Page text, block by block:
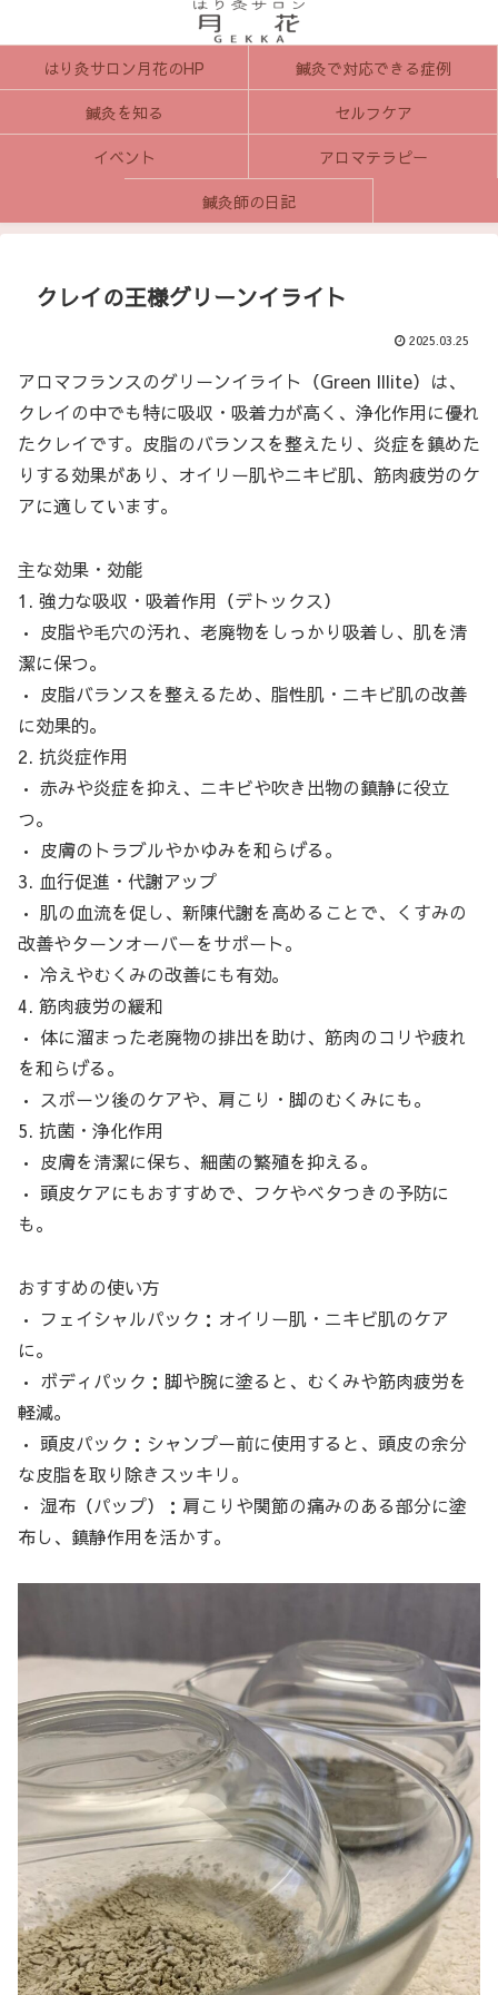
はり灸サロン月花のHP
鍼灸で対応できる症例
鍼灸を知る
セルフケア
イベント
アロマテラピー
鍼灸師の日記
クレイの王様グリーンイライト
2025.03.25
アロマフランスのグリーンイライト（Green Illite）は、
クレイの中でも特に吸収・吸着力が高く、浄化作用に優れ
たクレイです。皮脂のバランスを整えたり、炎症を鎮めた
りする効果があり、オイリー肌やニキビ肌、筋肉疲労のケ
アに適しています。
主な効果・効能
1. 強力な吸収・吸着作用（デトックス）
• 皮脂や毛穴の汚れ、老廃物をしっかり吸着し、肌を清
潔に保つ。
• 皮脂バランスを整えるため、脂性肌・ニキビ肌の改善
に効果的。
2. 抗炎症作用
• 赤みや炎症を抑え、ニキビや吹き出物の鎮静に役立
つ。
• 皮膚のトラブルやかゆみを和らげる。
3. 血行促進・代謝アップ
• 肌の血流を促し、新陳代謝を高めることで、くすみの
改善やターンオーバーをサポート。
• 冷えやむくみの改善にも有効。
4. 筋肉疲労の緩和
• 体に溜まった老廃物の排出を助け、筋肉のコリや疲れ
を和らげる。
• スポーツ後のケアや、肩こり・脚のむくみにも。
5. 抗菌・浄化作用
• 皮膚を清潔に保ち、細菌の繁殖を抑える。
• 頭皮ケアにもおすすめで、フケやベタつきの予防に
も。
おすすめの使い方
• フェイシャルパック：オイリー肌・ニキビ肌のケア
に。
• ボディパック：脚や腕に塗ると、むくみや筋肉疲労を
軽減。
• 頭皮パック：シャンプー前に使用すると、頭皮の余分
な皮脂を取り除きスッキリ。
• 湿布（パップ）：肩こりや関節の痛みのある部分に塗
布し、鎮静作用を活かす。